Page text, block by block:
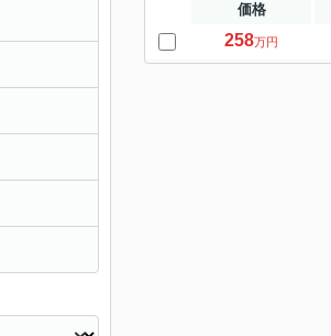
価格
258万円